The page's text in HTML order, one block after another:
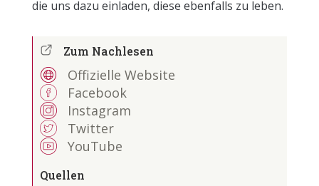
die uns dazu einladen, diese ebenfalls zu leben.
Zum Nachlesen
Offizielle Website
Facebook
Instagram
Twitter
YouTube
Quellen